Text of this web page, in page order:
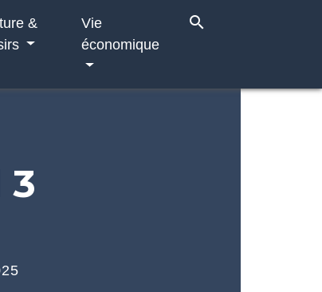
&
Vie
économique
search
3